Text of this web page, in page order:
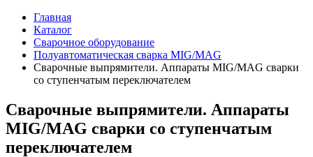
Главная
Каталог
Сварочное оборудование
Полуавтоматическая сварка MIG/MAG
Сварочные выпрямители. Аппараты MIG/MAG сварки
со ступенчатым переключателем
Сварочные выпрямители. Аппараты
MIG/MAG сварки со ступенчатым
переключателем